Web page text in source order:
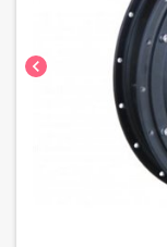
chevron_left